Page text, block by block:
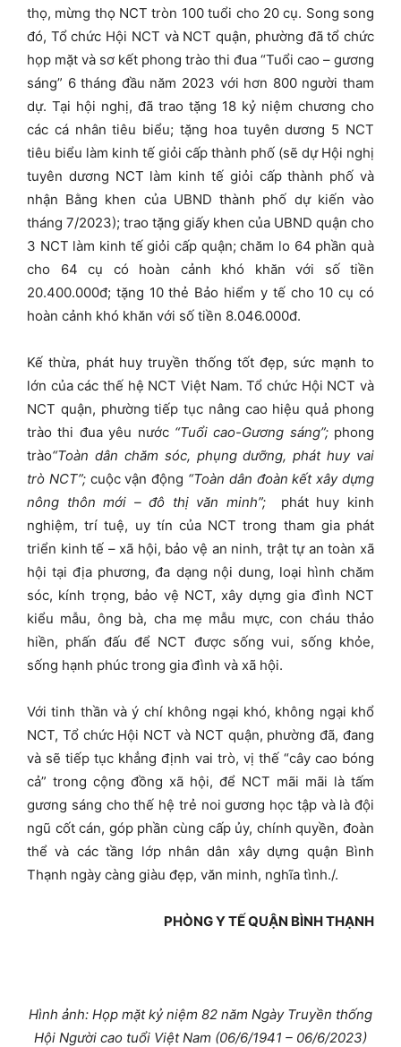
thọ, mừng thọ NCT tròn 100 tuổi cho 20 cụ. Song song
đó, Tổ chức Hội NCT và NCT quận, phường đã tổ chức
họp mặt và sơ kết phong trào thi đua “Tuổi cao – gương
sáng” 6 tháng đầu năm 2023 với hơn 800 người tham
dự. Tại hội nghị, đã trao tặng 18 kỷ niệm chương cho
các cá nhân tiêu biểu; tặng hoa tuyên dương 5 NCT
tiêu biểu làm kinh tế giỏi cấp thành phố (sẽ dự Hội nghị
tuyên dương NCT làm kinh tế giỏi cấp thành phố và
nhận Bằng khen của UBND thành phố dự kiến vào
tháng 7/2023); trao tặng giấy khen của UBND quận cho
3 NCT làm kinh tế giỏi cấp quận; chăm lo 64 phần quà
cho 64 cụ có hoàn cảnh khó khăn với số tiền
20.400.000đ; tặng 10 thẻ Bảo hiểm y tế cho 10 cụ có
hoàn cảnh khó khăn với số tiền 8.046.000đ.
Kế thừa, phát huy truyền thống tốt đẹp, sức mạnh to
lớn của các thế hệ NCT Việt Nam. Tổ chức Hội NCT và
NCT quận, phường tiếp tục nâng cao hiệu quả phong
trào thi đua yêu nước“Tuổi cao-Gương sáng”; phong
trào“Toàn dân chăm sóc, phụng dưỡng, phát huy vai
trò NCT”; cuộc vận động “Toàn dân đoàn kết xây dựng
nông thôn mới – đô thị văn minh”;phát huy kinh
nghiệm, trí tuệ, uy tín của NCT trong tham gia phát
triển kinh tế – xã hội, bảo vệ an ninh, trật tự an toàn xã
hội tại địa phương, đa dạng nội dung, loại hình chăm
sóc, kính trọng, bảo vệ NCT, xây dựng gia đình NCT
kiểu mẫu, ông bà, cha mẹ mẫu mực, con cháu thảo
hiền, phấn đấu để NCT được sống vui, sống khỏe,
sống hạnh phúc trong gia đình và xã hội.
Với tinh thần và ý chí không ngại khó, không ngại khổ
NCT, Tổ chức Hội NCT và NCT quận, phường đã, đang
và sẽ tiếp tục khẳng định vai trò, vị thế “cây cao bóng
cả” trong cộng đồng xã hội, để NCT mãi mãi là tấm
gương sáng cho thế hệ trẻ noi gương học tập và là đội
ngũ cốt cán, góp phần cùng cấp ủy, chính quyền, đoàn
thể và các tầng lớp nhân dân xây dựng quận Bình
Thạnh ngày càng giàu đẹp, văn minh, nghĩa tình./.
PHÒNG Y TẾ QUẬN BÌNH THẠNH
Hình ảnh: Họp mặt kỷ niệm 82 năm Ngày Truyền thống
Hội Người cao tuổi Việt Nam (06/6/1941 – 06/6/2023)